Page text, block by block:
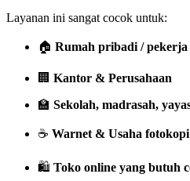
Layanan ini sangat cocok untuk:
🏠 Rumah pribadi /
🏢 Kantor & Perusahaan
🏫 Sekolah, madrasah,
☕ Warnet & Usaha fotokopi
🛍️ Toko online yang butuh